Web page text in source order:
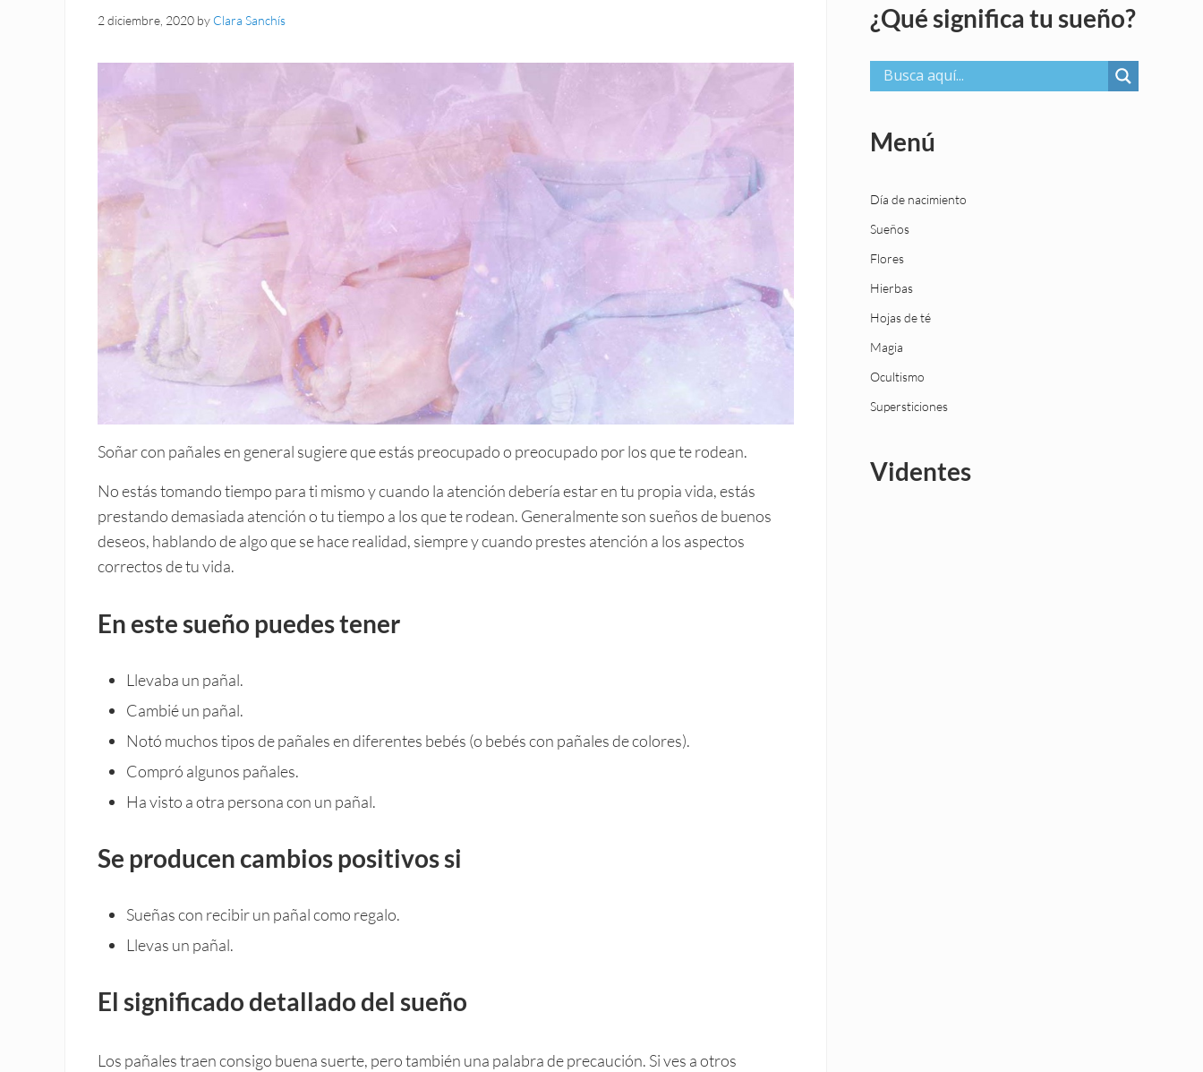
2 diciembre, 2020 by Clara Sanchís
Soñar con pañales en general sugiere que estás preocupado o preocupado por los que te rodean.
No estás tomando tiempo para ti mismo y cuando la atención debería estar en tu propia vida, estás
prestando demasiada atención o tu tiempo a los que te rodean. Generalmente son sueños de buenos
deseos, hablando de algo que se hace realidad, siempre y cuando prestes atención a los aspectos
correctos de tu vida.
En este sueño puedes tener
Llevaba un pañal.
Cambié un pañal.
Notó muchos tipos de pañales en diferentes bebés (o bebés con pañales de colores).
Compró algunos pañales.
Ha visto a otra persona con un pañal.
Se producen cambios positivos si
Sueñas con recibir un pañal como regalo.
Llevas un pañal.
El significado detallado del sueño
Los pañales traen consigo buena suerte, pero también una palabra de precaución. Si ves a otros
¿Qué significa tu sueño?
Menú
Día de nacimiento
Sueños
Flores
Hierbas
Hojas de té
Magia
Ocultismo
Supersticiones
Videntes